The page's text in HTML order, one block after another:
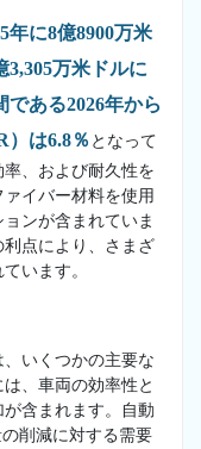
年に8億8900万米
3,305万米ドルに
ある2026年から
）は6.8％ となって
、および耐久性を
イバー材料を使用
ンが含まれていま
点により、さまざ
います。
いくつかの主要な
、車両の効率性と
含まれます。自動
削減に対する需要